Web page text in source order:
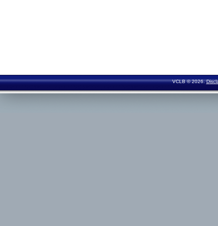
VCLB © 2026.